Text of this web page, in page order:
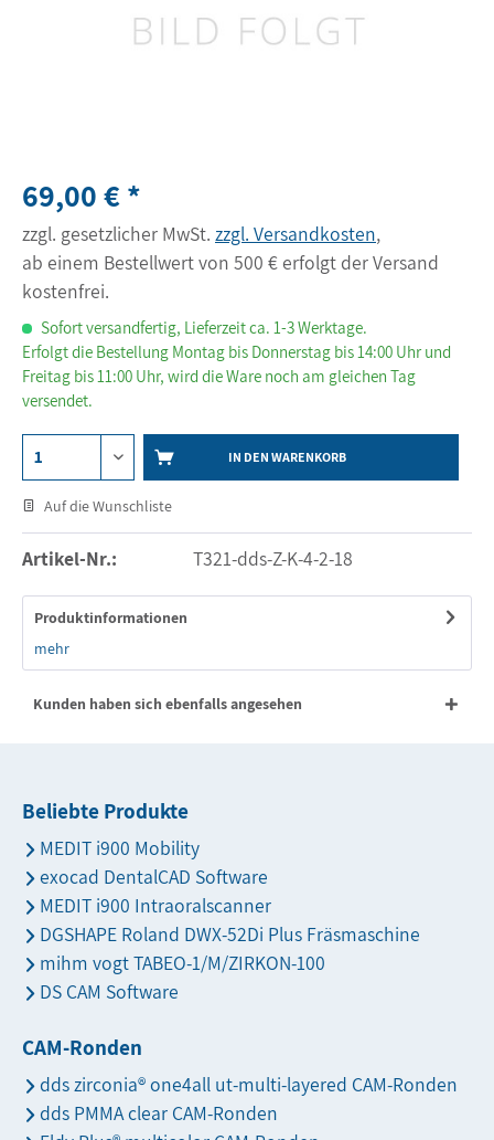
69,00 € *
zzgl. gesetzlicher MwSt. zzgl. Versandkosten,
ab einem Bestellwert von 500 € erfolgt der Versand
kostenfrei.
Sofort versandfertig, Lieferzeit ca. 1-3 Werktage.
Erfolgt die Bestellung Montag bis Donnerstag bis 14:00 Uhr und
Freitag bis 11:00 Uhr, wird die Ware noch am gleichen Tag
versendet.
IN DEN WARENKORB
Auf die Wunschliste
Artikel-Nr.: T321-dds-Z-K-4-2-18
Produktinformationen
mehr
Kunden haben sich ebenfalls angesehen
Beliebte Produkte
MEDIT i900 Mobility
exocad DentalCAD Software
MEDIT i900 Intraoralscanner
DGSHAPE Roland DWX-52Di Plus Fräsmaschine
mihm vogt TABEO-1/M/ZIRKON-100
DS CAM Software
CAM-Ronden
dds zirconia® one4all ut-multi-layered CAM-Ronden
dds PMMA clear CAM-Ronden